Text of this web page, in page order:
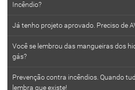
Incêndio?
Já tenho projeto aprovado. Preciso de
Você se lembrou das mangueiras dos
gás?
Prevenção contra incêndios. Quando
lembra que existe!